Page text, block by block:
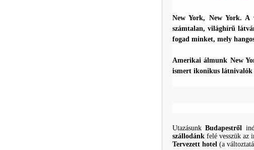
New York, New York. A
számtalan, világhírű
fogad minket, mely
Amerikai álmunk New
ismert ikonikus
UtazásunkBudapestről
szállodánk felé vesszük az
Tervezett hotel (a